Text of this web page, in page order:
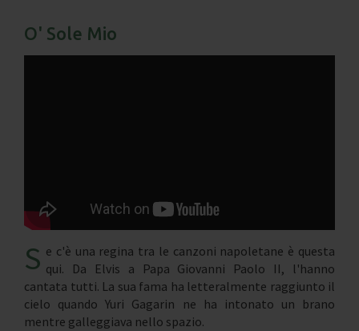
O' Sole Mio
S e c'è una regina tra le canzoni napoletane è questa
qui. Da Elvis a Papa Giovanni Paolo II, l'hanno
cantata tutti. La sua fama ha letteralmente raggiunto il
cielo quando Yuri Gagarin ne ha intonato un brano
mentre galleggiava nello spazio.